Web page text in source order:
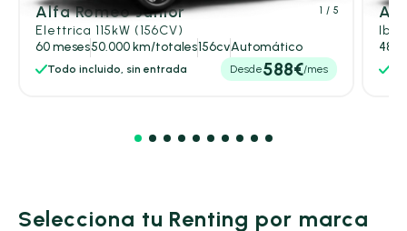
1 / 5
Alfa Romeo Junior
Elettrica 115kW (156CV)
60 meses50.000 km/totales156cvAutomático
Todo incluido, sin entrada Desde588€/mes
48
Selecciona tu Renting por marca